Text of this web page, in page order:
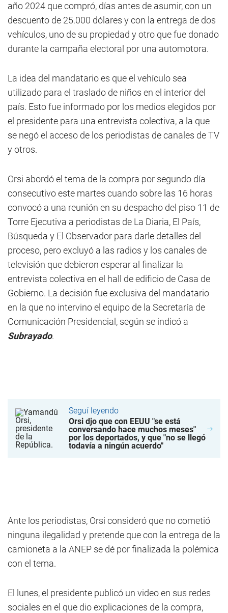
año 2024 que compró, días antes de asumir, con un
descuento de 25.000 dólares y con la entrega de dos
vehículos, uno de su propiedad y otro que fue donado
durante la campaña electoral por una automotora.
La idea del mandatario es que el vehículo sea
utilizado para el traslado de niños en el interior del
país. Esto fue informado por los medios elegidos por
el presidente para una entrevista colectiva, a la que
se negó el acceso de los periodistas de canales de TV
y otros.
Orsi abordó el tema de la compra por segundo día
consecutivo este martes cuando sobre las 16 horas
convocó a una reunión en su despacho del piso 11 de
Torre Ejecutiva a periodistas de La Diaria, El País,
Búsqueda y El Observador para darle detalles del
proceso, pero excluyó a las radios y los canales de
televisión que debieron esperar al finalizar la
entrevista colectiva en el hall de edificio de Casa de
Gobierno. La decisión fue exclusiva del mandatario
en la que no intervino el equipo de la Secretaría de
Comunicación Presidencial, según se indicó a
Subrayado.
Seguí leyendo
Orsi djo que con EEUU "se está
conversando hace muchos meses"
por los deportados, y que "no se llegó
todavía a ningún acuerdo"
Ante los periodistas, Orsi consideró que no cometió
ninguna ilegalidad y pretende que con la entrega de la
camioneta a la ANEP se dé por finalizada la polémica
con el tema.
El lunes, el presidente publicó un video en sus redes
sociales en el que dio explicaciones de la compra,